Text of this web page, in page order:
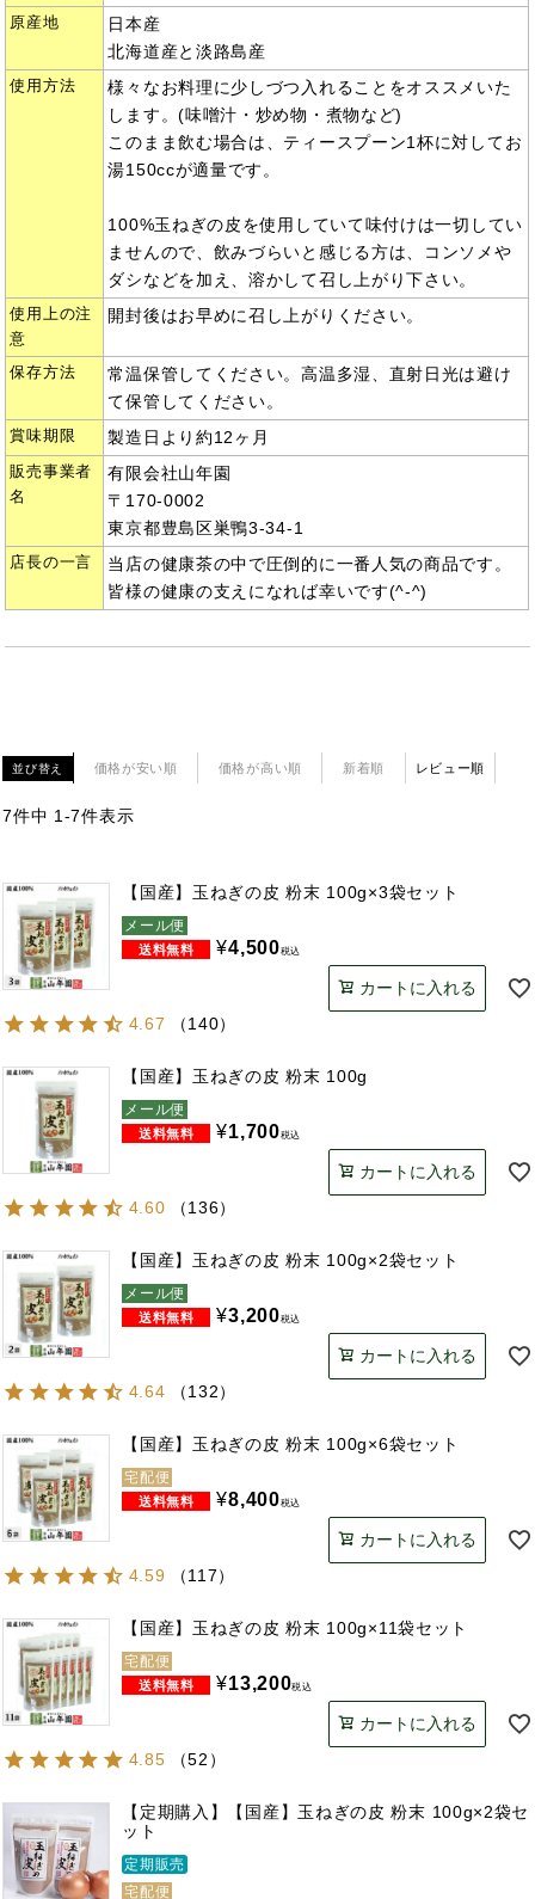
原産地
日本産
北海道産と淡路島産
使用方法
様々なお料理に少しづつ入れることをオススメいた
します。(味噌汁・炒め物・煮物など)
このまま飲む場合は、ティースプーン1杯に対してお
湯150ccが適量です。
100%玉ねぎの皮を使用していて味付けは一切してい
ませんので、飲みづらいと感じる方は、コンソメや
ダシなどを加え、溶かして召し上がり下さい。
使用上の注
意
開封後はお早めに召し上がりください。
保存方法
常温保管してください。高温多湿、直射日光は避け
て保管してください。
賞味期限 製造日より約12ヶ月
販売事業者
名
有限会社山年園
〒170-0002
東京都豊島区巣鴨3-34-1
店長の一言
当店の健康茶の中で圧倒的に一番人気の商品です。
皆様の健康の支えになれば幸いです(^-^)
並び替え 価格が安い順 価格が高い順 新着順 レビュー順
7件中 1-7件表示
【国産】玉ねぎの皮 粉末 100g×3袋セット
メール便
¥4,500税込
カートに入れる
4.67
（140）
【国産】玉ねぎの皮 粉末 100g
メール便
¥1,700税込
カートに入れる
4.60
（136）
【国産】玉ねぎの皮 粉末 100g×2袋セット
メール便
¥3,200税込
カートに入れる
4.64
（132）
【国産】玉ねぎの皮 粉末 100g×6袋セット
宅配便
¥8,400税込
カートに入れる
4.59
（117）
【国産】玉ねぎの皮 粉末 100g×11袋セット
宅配便
¥13,200税込
カートに入れる
4.85
（52 ）
【定期購入】【国産】玉ねぎの皮 粉末 100g×2袋セ
ット
定期販売
宅配便